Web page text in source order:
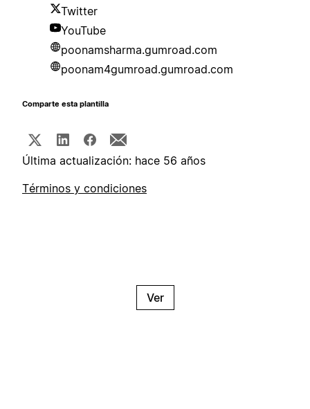
Twitter
YouTube
poonamsharma.gumroad.com
poonam4gumroad.gumroad.com
Comparte esta plantilla
Última actualización: hace 56 años
Términos y condiciones
Ver